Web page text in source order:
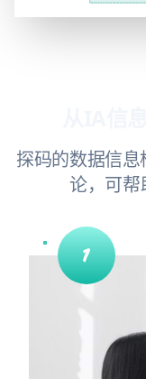
探码的数据信
论，可帮